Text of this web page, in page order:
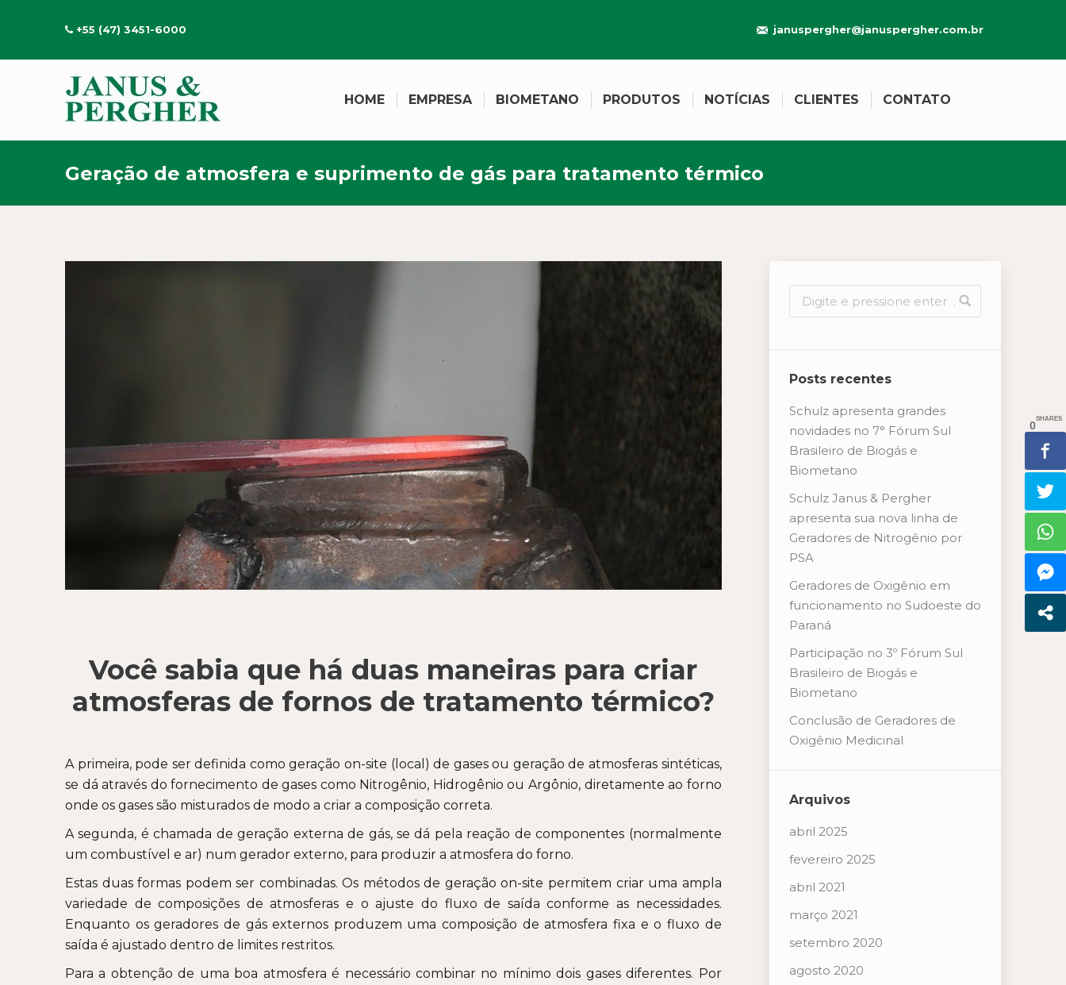
+55 (47) 3451-6000 januspergher@januspergher.com.br
HOME EMPRESA BIOMETANO PRODUTOS NOTÍCIAS CLIENTES CONTATO
Geração de atmosfera e suprimento de gás para tratamento térmico
Você sabia que há duas maneiras para criar
atmosferas de fornos de tratamento térmico?
A primeira, pode ser definida como geração on-site (local) de gases ou geração de atmosferas sintéticas,
se dá através do fornecimento de gases como Nitrogênio, Hidrogênio ou Argônio, diretamente ao forno
onde os gases são misturados de modo a criar a composição correta.
A segunda, é chamada de geração externa de gás, se dá pela reação de componentes (normalmente
um combustível e ar) num gerador externo, para produzir a atmosfera do forno.
Estas duas formas podem ser combinadas. Os métodos de geração on-site permitem criar uma ampla
variedade de composições de atmosferas e o ajuste do fluxo de saída conforme as necessidades.
Enquanto os geradores de gás externos produzem uma composição de atmosfera fixa e o fluxo de
saída é ajustado dentro de limites restritos.
Para a obtenção de uma boa atmosfera é necessário combinar no mínimo dois gases diferentes. Por
Posts recentes
Schulz apresenta grandes
novidades no 7° Fórum Sul
Brasileiro de Biogás e
Biometano
Schulz Janus & Pergher
apresenta sua nova linha de
Geradores de Nitrogênio por
PSA
Geradores de Oxigênio em
funcionamento no Sudoeste do
Paraná
Participação no 3º Fórum Sul
Brasileiro de Biogás e
Biometano
Conclusão de Geradores de
Oxigênio Medicinal
Arquivos
abril 2025
fevereiro 2025
abril 2021
março 2021
setembro 2020
agosto 2020
0
SHARES